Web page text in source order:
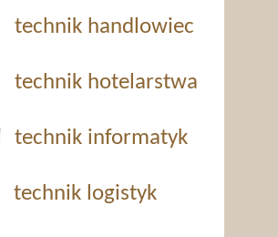
technik handlowiec
technik hotelarstwa
technik informatyk
technik logistyk